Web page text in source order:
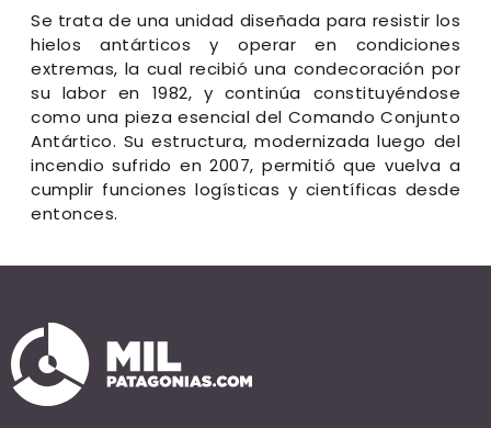
Se trata de una unidad diseñada para resistir los
hielos antárticos y operar en condiciones
extremas, la cual recibió una condecoración por
su labor en 1982, y continúa constituyéndose
como una pieza esencial del Comando Conjunto
Antártico. Su estructura, modernizada luego del
incendio sufrido en 2007, permitió que vuelva a
cumplir funciones logísticas y científicas desde
entonces.